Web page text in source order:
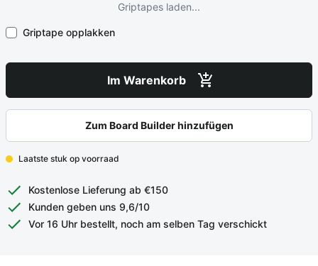
Griptapes laden...
Griptape opplakken
Im Warenkorb
Zum Board Builder hinzufügen
Laatste stuk op voorraad
Kostenlose Lieferung ab €150
Kunden geben uns 9,6/10
Vor 16 Uhr bestellt, noch am selben Tag verschickt